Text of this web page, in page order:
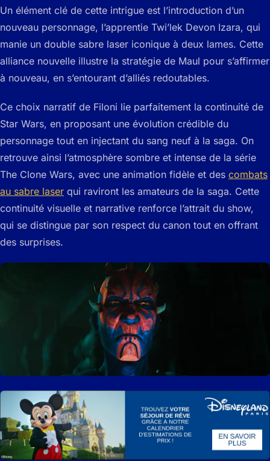
Un élément clé de cette intrigue est l’introduction d’un
nouveau personnage, l’apprentie Twi’lek Devon Izara, qui
manie un double sabre laser iconique à deux lames. Cette
alliance nouvelle illustre la stratégie de Maul pour s’affirmer
à nouveau, en s’entourant d’alliés redoutables.
Ce choix narratif de Filoni lie parfaitement la continuité de
Star Wars, en proposant une évolution crédible du
personnage tout en injectant du sang neuf à la saga. On
retrouve ainsi l’atmosphère sombre et intense de la série
The Clone Wars, avec une animation fidèle et des combats
au sabre laser qui raviront les amateurs de la saga. Cette
continuité visuelle et narrative renforce l’attrait du show,
qui se distingue par son respect du canon tout en offrant
des surprises.